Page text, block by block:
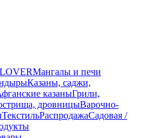
Мангалы и печи
Казаны, саджи,
казаныГрили,
дровницыВарочно-
ТекстильРаспродажаСадовая /